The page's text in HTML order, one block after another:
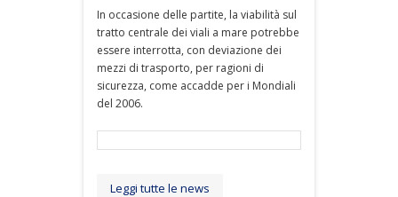
In occasione delle partite, la viabilità sul
tratto centrale dei viali a mare potrebbe
essere interrotta, con deviazione dei
mezzi di trasporto, per ragioni di
sicurezza, come accadde per i Mondiali
del 2006.
Leggi tutte le news